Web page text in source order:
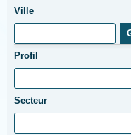
Ville
Profil
Secteur